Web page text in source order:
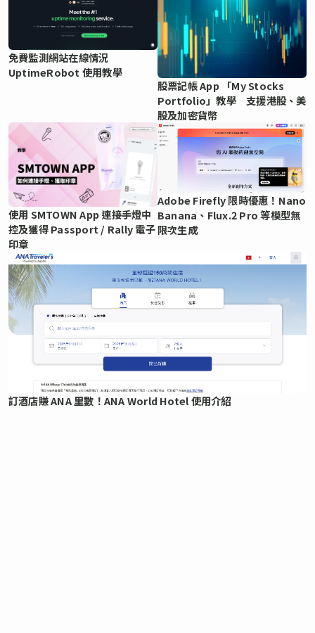
免費監測網站在線情況
UptimeRobot 使用教學
股票記帳 App 「My Stocks
Portfolio」教學 支援港股、美
股及加密貨幣
使用 SMTOWN App 連接手燈中
控及獲得 Passport / Rally 電子
印章
Adobe Firefly 限時優惠！Nano
Banana、Flux.2 Pro 等模型無
限次生成
訂酒店賺 ANA 里數！ANA World Hotel 使用介紹